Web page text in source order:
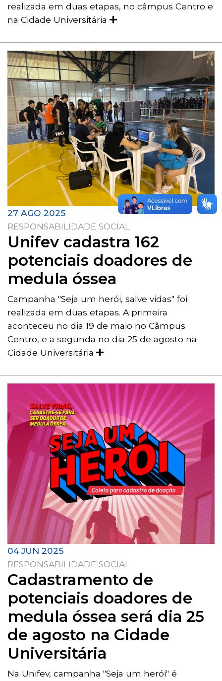
realizada em duas etapas, no câmpus Centro e
na Cidade Universitária
27 AGO 2025
RESPONSABILIDADE SOCIAL
Unifev cadastra 162
potenciais doadores de
medula óssea
Campanha "Seja um herói, salve vidas" foi
realizada em duas etapas. A primeira
aconteceu no dia 19 de maio no Câmpus
Centro, e a segunda no dia 25 de agosto na
Cidade Universitária
04 JUN 2025
RESPONSABILIDADE SOCIAL
Cadastramento de
potenciais doadores de
medula óssea será dia 25
de agosto na Cidade
Universitária
Na Unifev, campanha "Seja um herói" é